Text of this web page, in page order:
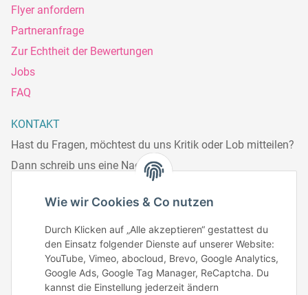
Wie wir Cookies & Co nutzen
Durch Klicken auf „Alle akzeptieren“ gestattest du
den Einsatz folgender Dienste auf unserer Website:
YouTube, Vimeo, abocloud, Brevo, Google Analytics,
Google Ads, Google Tag Manager, ReCaptcha. Du
kannst die Einstellung jederzeit ändern
Flyer anfordern
Partneranfrage
Zur Echtheit der Bewertungen
Jobs
FAQ
KONTAKT
Hast du Fragen, möchtest du uns Kritik oder Lob mitteilen?
Dann schreib uns eine Nachricht.
Telefonisch erreichst du uns:
Telefonnr.: 0951/70045771
Zum Kontakt